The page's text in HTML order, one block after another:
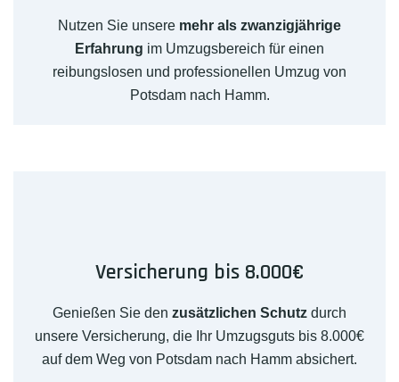
Nutzen Sie unsere mehr als zwanzigjährige
Erfahrung im Umzugsbereich für einen
reibungslosen und professionellen Umzug von
Potsdam nach Hamm.
Versicherung bis 8.000€
Genießen Sie den zusätzlichen Schutz durch
unsere Versicherung, die Ihr Umzugsguts bis 8.000€
auf dem Weg von Potsdam nach Hamm absichert.